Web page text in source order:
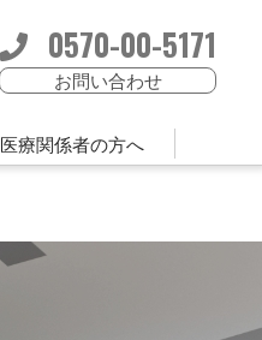
0570-00-5171
お問い合わせ
医療関係者の方へ